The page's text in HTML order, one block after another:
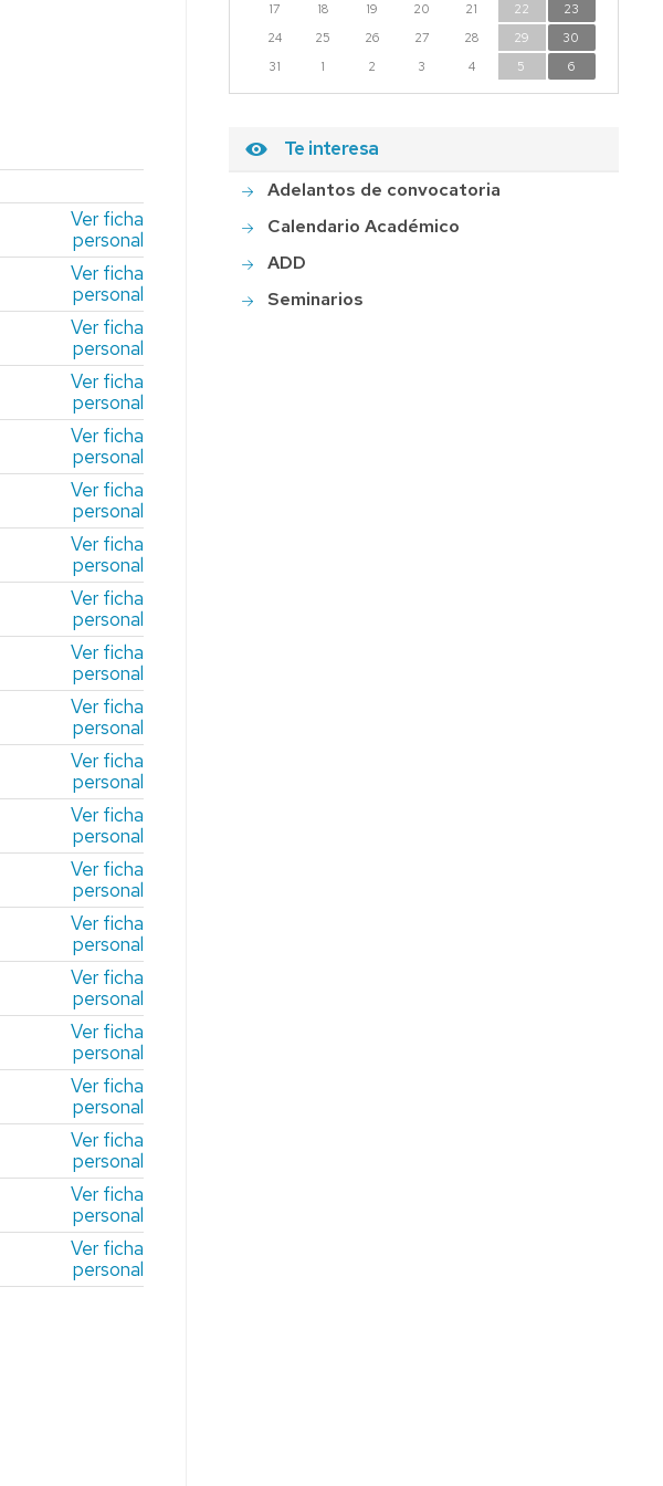
AAPP
DIPLOMA
ESPECIALIZACIÓN
ASESORÍA
FINANCIERA
OPERADOR
MERCADOS
DIPLOMA
ESPECIALIZACIÓN
EN
DIRECCIÓN
CONTABLE
FINANCIERA
DE
EMPRESA
EXPERTO
UNIVERSITARIO
COMERCIO
INTERNACIONAL
Ver ficha
personal
Ver ficha
personal
Ver ficha
personal
Ver ficha
personal
Ver ficha
personal
Ver ficha
personal
Ver ficha
personal
Ver ficha
personal
Ver ficha
personal
Ver ficha
personal
Ver ficha
personal
Ver ficha
personal
Ver ficha
personal
Ver ficha
personal
Ver ficha
personal
Ver ficha
personal
Ver ficha
personal
Ver ficha
personal
Ver ficha
personal
Ver ficha
personal
17
18 19 20 21 22
23
24
25 26 27 28 29
30
31
1 2 3 4 5 6
Te interesa
Adelantos de convocatoria
Calendario Académico
ADD
Seminarios